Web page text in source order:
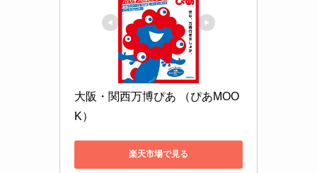
大阪・関西万博ぴあ （ぴあMOO
K）
楽天市場で見る